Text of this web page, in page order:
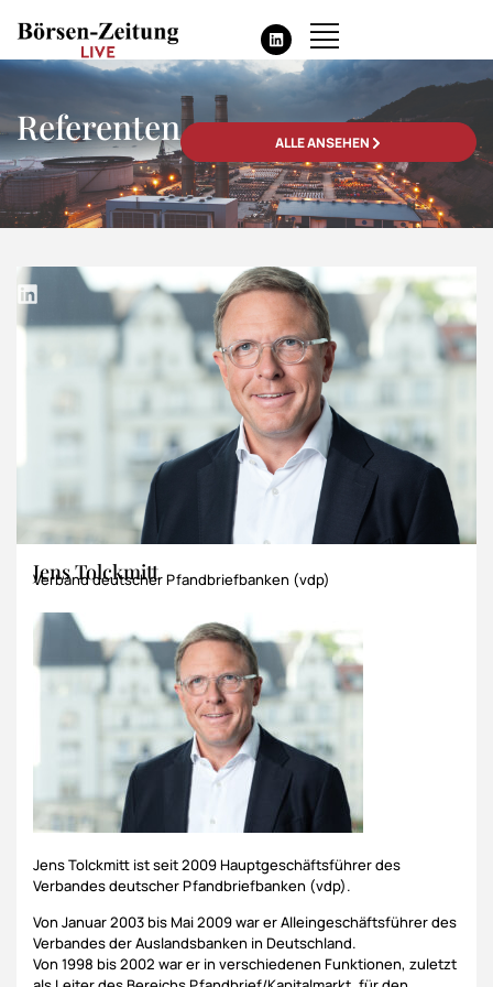
Referenten ALLE ANSEHEN
Jens Tolckmitt
Verband deutscher Pfandbriefbanken (vdp)
Jens Tolckmitt ist seit 2009 Hauptgeschäftsführer des
Verbandes deutscher Pfandbriefbanken (vdp).
Von Januar 2003 bis Mai 2009 war er Alleingeschäftsführer des
Verbandes der Auslandsbanken in Deutschland.
Von 1998 bis 2002 war er in verschiedenen Funktionen, zuletzt